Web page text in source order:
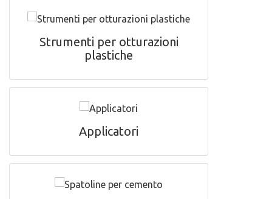
Strumenti per otturazioni
plastiche
Applicatori